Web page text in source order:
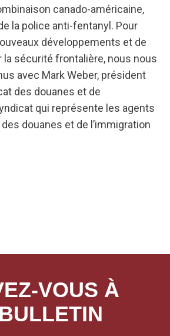
canado-américaine,
la police anti-fentanyl. Pour
développements et de
la sécurité frontalière, nous nous
avec Mark Weber, président
des douanes et de
qui représente les agents
douanes et de l’immigration
VOUS À